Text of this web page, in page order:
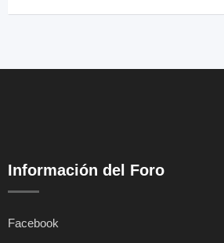
Información del Foro
Facebook